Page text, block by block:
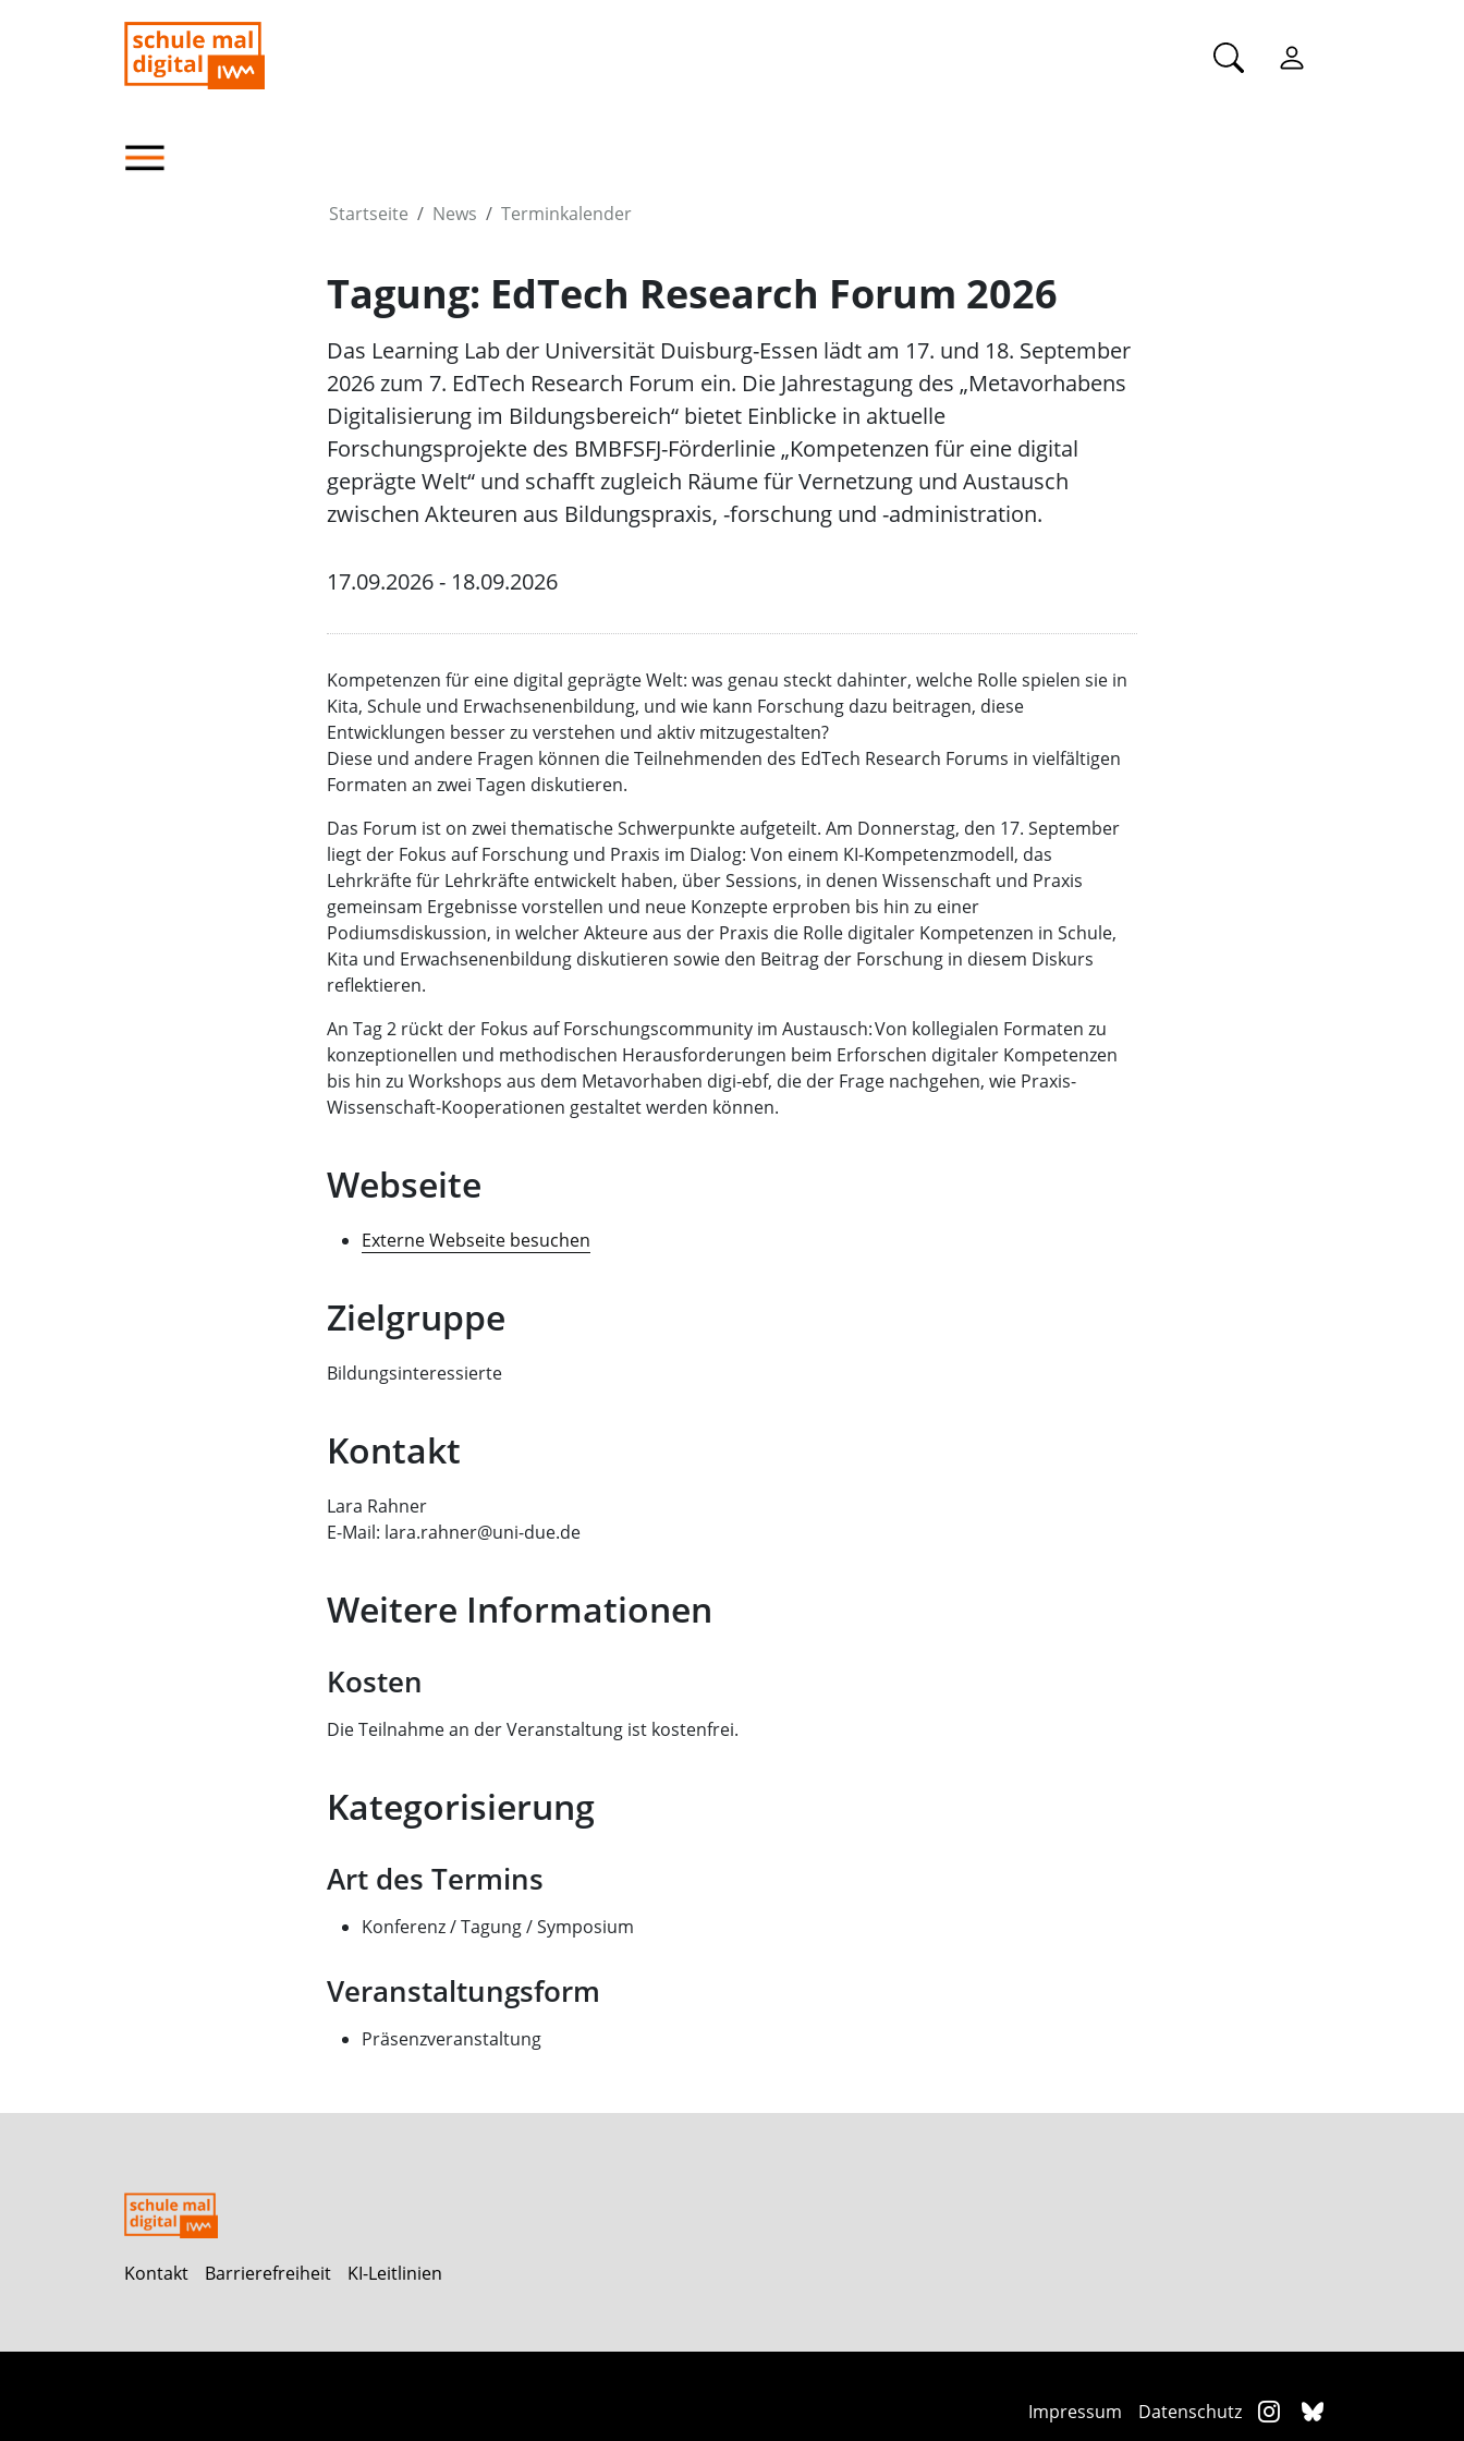
Startseite News Terminkalender
Tagung: EdTech Research Forum 2026
Das Learning Lab der Universität Duisburg-Essen lädt am 17. und 18. September
2026 zum 7. EdTech Research Forum ein. Die Jahrestagung des „Metavorhabens
Digitalisierung im Bildungsbereich“ bietet Einblicke in aktuelle
Forschungsprojekte des BMBFSFJ-Förderlinie „Kompetenzen für eine digital
geprägte Welt“ und schafft zugleich Räume für Vernetzung und Austausch
zwischen Akteuren aus Bildungspraxis, -forschung und -administration.
17.09.2026 - 18.09.2026
Kompetenzen für eine digital geprägte Welt: was genau steckt dahinter, welche Rolle spielen sie in
Kita, Schule und Erwachsenenbildung, und wie kann Forschung dazu beitragen, diese
Entwicklungen besser zu verstehen und aktiv mitzugestalten?
Diese und andere Fragen können die Teilnehmenden des EdTech Research Forums in vielfältigen
Formaten an zwei Tagen diskutieren.
Das Forum ist on zwei thematische Schwerpunkte aufgeteilt. Am Donnerstag, den 17. September
liegt der Fokus auf Forschung und Praxis im Dialog: Von einem KI-Kompetenzmodell, das
Lehrkräfte für Lehrkräfte entwickelt haben, über Sessions, in denen Wissenschaft und Praxis
gemeinsam Ergebnisse vorstellen und neue Konzepte erproben bis hin zu einer
Podiumsdiskussion, in welcher Akteure aus der Praxis die Rolle digitaler Kompetenzen in Schule,
Kita und Erwachsenenbildung diskutieren sowie den Beitrag der Forschung in diesem Diskurs
reflektieren.
An Tag 2 rückt der Fokus auf Forschungscommunity im Austausch: Von kollegialen Formaten zu
konzeptionellen und methodischen Herausforderungen beim Erforschen digitaler Kompetenzen
bis hin zu Workshops aus dem Metavorhaben digi-ebf, die der Frage nachgehen, wie Praxis-
Wissenschaft-Kooperationen gestaltet werden können.
Webseite
Externe Webseite besuchen
Zielgruppe
Bildungsinteressierte
Kontakt
Lara Rahner
E-Mail: lara.rahner@uni-due.de
Weitere Informationen
Kosten
Die Teilnahme an der Veranstaltung ist kostenfrei.
Kategorisierung
Art des Termins
Konferenz / Tagung / Symposium
Veranstaltungsform
Präsenzveranstaltung
Kontakt Barrierefreiheit KI-Leitlinien
Impressum Datenschutz